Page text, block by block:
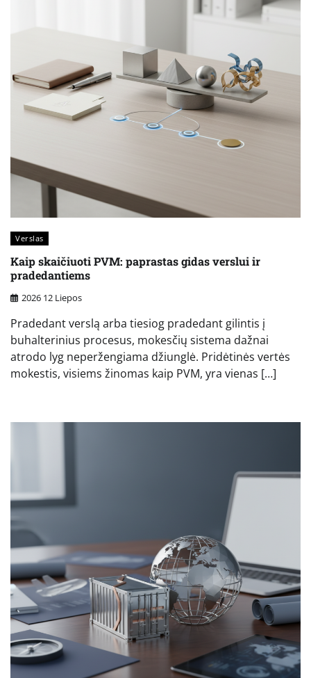
Verslas
Kaip skaičiuoti PVM: paprastas gidas verslui ir
pradedantiems
2026 12 Liepos
Pradedant verslą arba tiesiog pradedant gilintis į
buhalterinius procesus, mokesčių sistema dažnai
atrodo lyg neperžengiama džiunglė. Pridėtinės vertės
mokestis, visiems žinomas kaip PVM, yra vienas […]